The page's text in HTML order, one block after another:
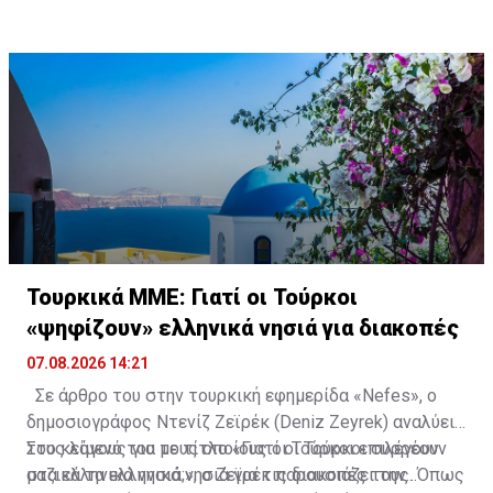
δημόσια υγεία και την εκδήλωση δασικών πυρκαγιών.
Τουρκικά ΜΜΕ: Γιατί οι Τούρκοι
«ψηφίζουν» ελληνικά νησιά για διακοπές
07.08.2026 14:21
Σε άρθρο του στην τουρκική εφημερίδα «Nefes», ο
δημοσιογράφος Ντενίζ Ζεϊρέκ (Deniz Zeyrek) αναλύει
τους λόγους για τους οποίους οι Τούρκοι επιλέγουν
μαζικά τα ελληνικά νησιά για τις διακοπές τους. Όπως
Στο κείμενό του με τίτλο «Γιατί οι Τούρκοι συρρέουν
στα ελληνικά νησιά;», ο Ζεϊρέκ παρουσιάζει την